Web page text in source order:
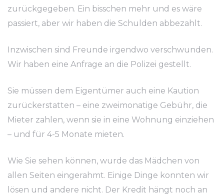
zurückgegeben. Ein bisschen mehr und es wäre
passiert, aber wir haben die Schulden abbezahlt.
Inzwischen sind Freunde irgendwo verschwunden.
Wir haben eine Anfrage an die Polizei gestellt.
Sie müssen dem Eigentümer auch eine Kaution
zurückerstatten – eine zweimonatige Gebühr, die
Mieter zahlen, wenn sie in eine Wohnung einziehen
– und für 4-5 Monate mieten.
Wie Sie sehen können, wurde das Mädchen von
allen Seiten eingerahmt. Einige Dinge konnten wir
lösen und andere nicht. Der Kredit hängt noch an